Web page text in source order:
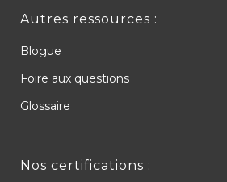
Autres ressources :
Blogue
Foire aux questions
Glossaire
Nos certifications :